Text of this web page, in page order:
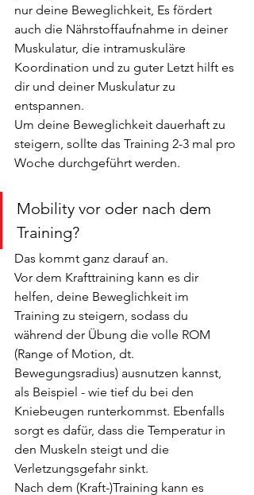
nur deine Beweglichkeit, Es fördert
auch die Nährstoffaufnahme in deiner
Muskulatur, die intramuskuläre
Koordination und zu guter Letzt hilft es
dir und deiner Muskulatur zu
entspannen.
Um deine Beweglichkeit dauerhaft zu
steigern, sollte das Training 2-3 mal pro
Woche durchgeführt werden.
Mobility vor oder nach dem
Training?
Das kommt ganz darauf an.
Vor dem Krafttraining kann es dir
helfen, deine Beweglichkeit im
Training zu steigern, sodass du
während der Übung die volle ROM
(Range of Motion, dt.
Bewegungsradius) ausnutzen kannst,
als Beispiel - wie tief du bei den
Kniebeugen runterkommst. Ebenfalls
sorgt es dafür, dass die Temperatur in
den Muskeln steigt und die
Verletzungsgefahr sinkt.
Nach dem (Kraft-)Training kann es